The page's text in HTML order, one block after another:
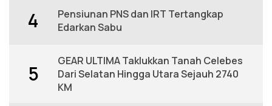
4
Pensiunan PNS dan IRT Tertangkap
Edarkan Sabu
5
GEAR ULTIMA Taklukkan Tanah Celebes
Dari Selatan Hingga Utara Sejauh 2740
KM